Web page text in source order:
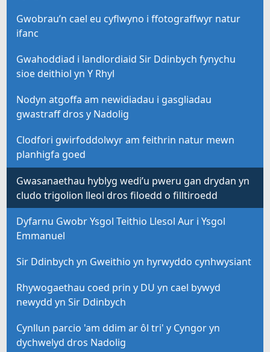
Gwobrau’n cael eu cyflwyno i ffotograffwyr natur
ifanc
Gwahoddiad i landlordiaid Sir Ddinbych fynychu
sioe deithiol yn Y Rhyl
Nodyn atgoffa am newidiadau i gasgliadau
gwastraff dros y Nadolig
Clodfori gwirfoddolwyr am feithrin natur mewn
planhigfa goed
Gwasanaethau hyblyg wedi’u pweru gan drydan yn
cludo trigolion lleol dros filoedd o filltiroedd
Dyfarnu Gwobr Ysgol Teithio Llesol Aur i Ysgol
Emmanuel
Sir Ddinbych yn Gweithio yn hyrwyddo cynhwysiant
Rhywogaethau coed prin y DU yn cael bywyd
newydd yn Sir Ddinbych
Cynllun parcio 'am ddim ar ôl tri' y Cyngor yn
dychwelyd dros Nadolig